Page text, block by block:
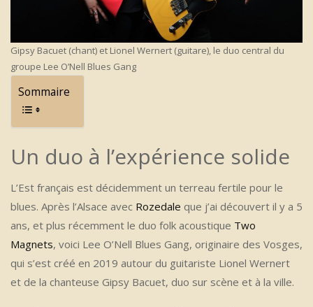
Gipsy Bacuet (chant) et Lionel Wernert (guitare), le duo central du
groupe Lee O’Nell Blues Gang
Sommaire
Un duo à l’expérience solide
L’Est français est décidemment un terreau fertile pour le
blues. Après l’Alsace avec Rozedale que j’ai découvert il y a 5
ans, et plus récemment le duo folk acoustique Two
Magnets, voici Lee O’Nell Blues Gang, originaire des Vosges,
qui s’est créé en 2019 autour du guitariste Lionel Wernert
et de la chanteuse Gipsy Bacuet, duo sur scène et à la ville.